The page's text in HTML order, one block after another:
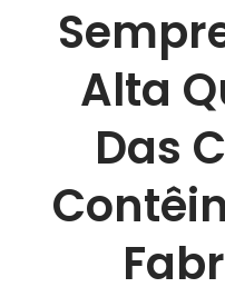
Alta
Das